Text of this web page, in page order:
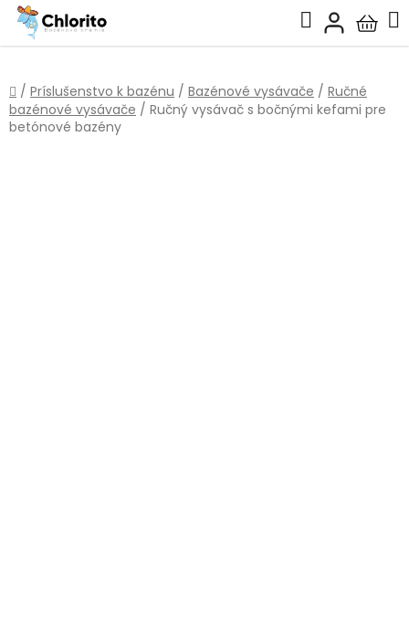
Prejsť
obsah
Hľadať
košík
Domov
/ Príslušenstvo k bazénu / Bazénové vysávače / Ručné
bazénové vysávače / Ručný vysávač s bočnými kefami pre
betónové bazény